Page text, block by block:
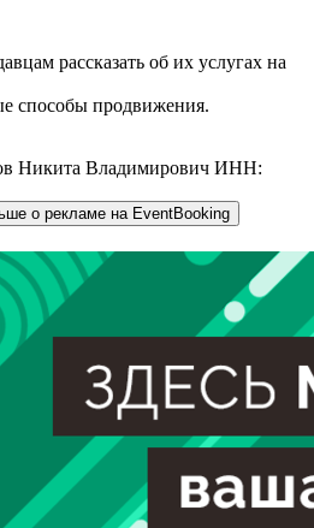
рассказать об их услугах на
способы продвижения.
Никита Владимирович ИНН:
о рекламе на EventBooking